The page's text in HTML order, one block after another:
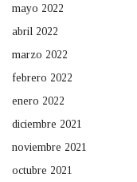
mayo 2022
abril 2022
marzo 2022
febrero 2022
enero 2022
diciembre 2021
noviembre 2021
octubre 2021